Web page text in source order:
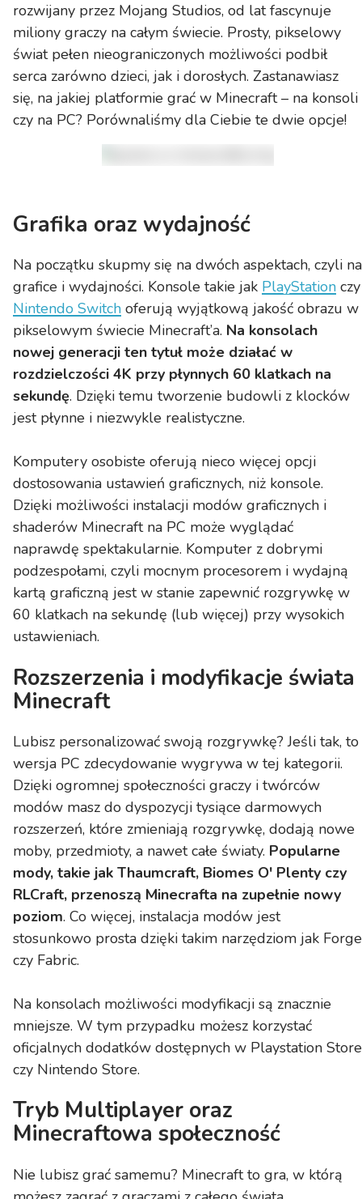
rozwijany przez Mojang Studios, od lat fascynuje
miliony graczy na całym świecie. Prosty, pikselowy
świat pełen nieograniczonych możliwości podbił
serca zarówno dzieci, jak i dorosłych. Zastanawiasz
się, na jakiej platformie grać w Minecraft – na konsoli
czy na PC? Porównaliśmy dla Ciebie te dwie opcje!
Grafika oraz wydajność
Na początku skupmy się na dwóch aspektach, czyli na
grafice i wydajności. Konsole takie jak PlayStation czy
Nintendo Switch oferują wyjątkową jakość obrazu w
pikselowym świecie Minecraft’a. Na konsolach
nowej generacji ten tytuł może działać w
rozdzielczości 4K przy płynnych 60 klatkach na
sekundę. Dzięki temu tworzenie budowli z klocków
jest płynne i niezwykle realistyczne.
Komputery osobiste oferują nieco więcej opcji
dostosowania ustawień graficznych, niż konsole.
Dzięki możliwości instalacji modów graficznych i
shaderów Minecraft na PC może wyglądać
naprawdę spektakularnie. Komputer z dobrymi
podzespołami, czyli mocnym procesorem i wydajną
kartą graficzną jest w stanie zapewnić rozgrywkę w
60 klatkach na sekundę (lub więcej) przy wysokich
ustawieniach.
Rozszerzenia i modyfikacje świata
Minecraft
Lubisz personalizować swoją rozgrywkę? Jeśli tak, to
wersja PC zdecydowanie wygrywa w tej kategorii.
Dzięki ogromnej społeczności graczy i twórców
modów masz do dyspozycji tysiące darmowych
rozszerzeń, które zmieniają rozgrywkę, dodają nowe
moby, przedmioty, a nawet całe światy. Popularne
mody, takie jak Thaumcraft, Biomes O' Plenty czy
RLCraft, przenoszą Minecrafta na zupełnie nowy
poziom. Co więcej, instalacja modów jest
stosunkowo prosta dzięki takim narzędziom jak Forge
czy Fabric.
Na konsolach możliwości modyfikacji są znacznie
mniejsze. W tym przypadku możesz korzystać
oficjalnych dodatków dostępnych w Playstation Store
czy Nintendo Store.
Tryb Multiplayer oraz
Minecraftowa społeczność
Nie lubisz grać samemu? Minecraft to gra, w którą